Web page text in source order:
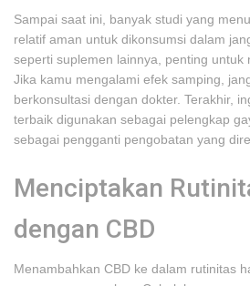
Sampai saat ini, banyak studi yang
relatif aman untuk dikonsumsi dalam
seperti suplemen lainnya, penting untuk
Jika kamu mengalami efek samping,
berkonsultasi dengan dokter. Terakhir,
terbaik digunakan sebagai pelengkap
sebagai pengganti pengobatan yang
Menciptakan
dengan CBD
Menambahkan CBD ke dalam rutinitas